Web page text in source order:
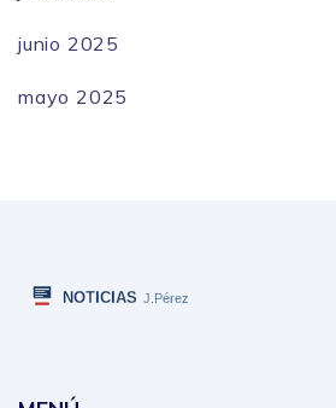
junio 2025
mayo 2025